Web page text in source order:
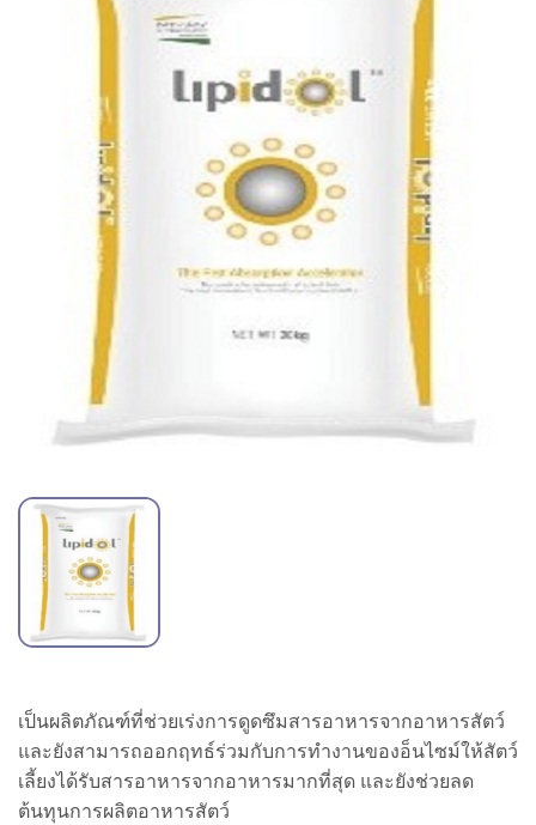
เป็นผลิตภัณฑ์ที่ช่วยเร่งการดูดซึมสารอาหารจากอาหารสัตว์
และยังสามารถออกฤทธ์ร่วมกับการทำงานของอ็นไซม์ให้สัตว์
เลี้ยงได้รับสารอาหารจากอาหารมากที่สุด และยังช่วยลด
ต้นทุนการผลิตอาหารสัตว์